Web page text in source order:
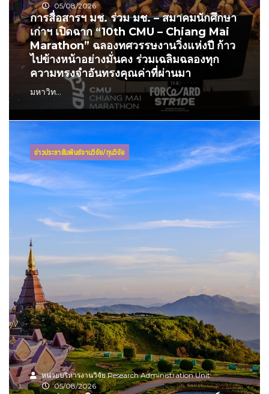
05/08/2026
การสื่อสารฯ มช. ร่วม มช. – สมาคมนักศึกษา
เก่าฯ เปิดฉาก “10th CMU – Chiang Mai
Marathon” ฉลองทศวรรษงานวิ่งแห่งปี ก้าว
ไปข้างหน้าอย่างมั่นคง ร่วมเฉลิมฉลองทุก
ความทรงจำอันทรงคุณค่าที่ผ่านมา
มหาวิท...
ข่าวประชาสัมพันธ์งานวิจัย/ทุนวิจัย
หน่วยบริหารงานวิจัย Research Administration Unit
05/08/2026